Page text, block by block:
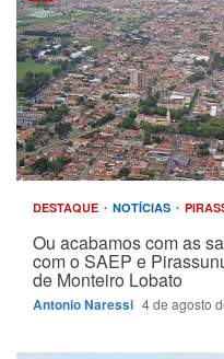
DESTAQUE NOTÍCIAS
Ou acabamos com as
com o SAEP e
de Monteiro Lobato
Antonio Naressi 4 de agosto